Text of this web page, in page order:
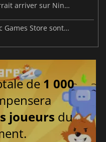
Assassin's Creed Shadows pourrait arriver sur Nintendo Switch 2
Les soldes d'hiver 2025 de l'Epic Games Store sont désormais en ligne
de 1 000
joueurs du